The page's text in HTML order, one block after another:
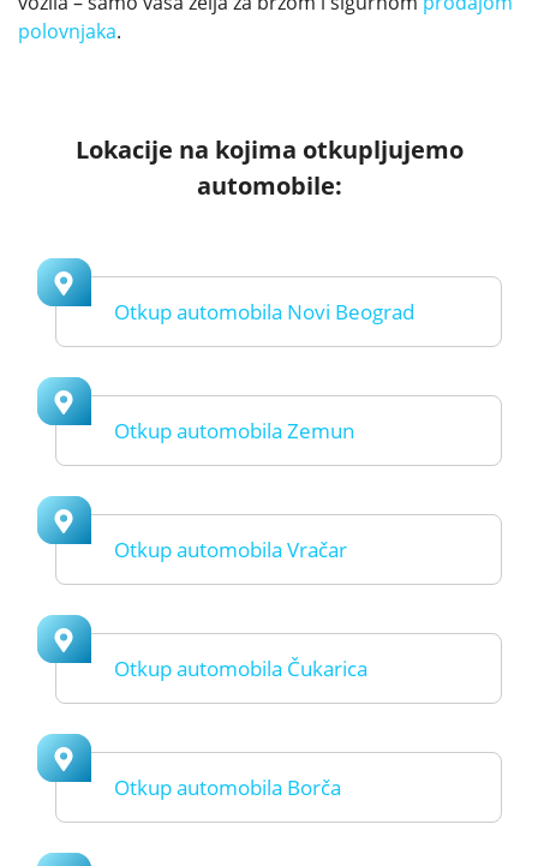
polovnjaka.
Lokacije na kojima otkupljujemo
automobile:
Otkup automobila Novi Beograd
Otkup automobila Zemun
Otkup automobila Vračar
Otkup automobila Čukarica
Otkup automobila Borča